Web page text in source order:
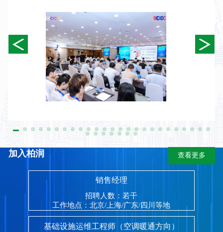
加入柏润 查看更多
销售经理
招聘人数：若干
工作地点：北京/上海/广东/四川等地
基础设施运维工程师（空调暖通方向）
岗位职责
岗位要求